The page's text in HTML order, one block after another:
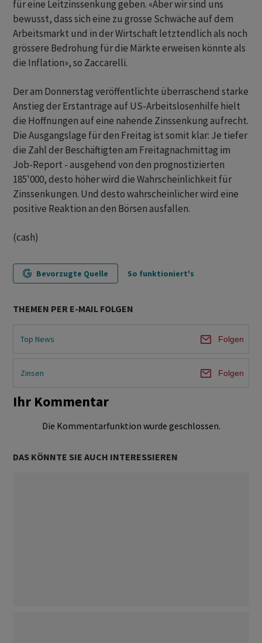
für eine Leitzinssenkung geben. «Aber wir sind uns
bewusst, dass sich eine zu grosse Schwäche auf dem
Arbeitsmarkt und in der Wirtschaft letztendlich als noch
grössere Bedrohung für die Märkte erweisen könnte als
die Inflation», so Zaccarelli.
Der am Donnerstag veröffentlichte überraschend starke
Anstieg der Erstanträge auf US-Arbeitslosenhilfe hielt
die Hoffnungen auf eine nahende Zinssenkung aufrecht.
Die Ausgangslage für den Freitag ist somit klar: Je tiefer
die Zahl der Beschäftigten am Freitagnachmittag im
Job-Report - ausgehend von den prognostizierten
185'000, desto höher wird die Wahrscheinlichkeit für
Zinssenkungen. Und desto wahrscheinlicher wird eine
positive Reaktion an den Börsen ausfallen.
(cash)
Bevorzugte Quelle So funktioniert's
THEMEN PER E-MAIL FOLGEN
Top News Folgen
Zinsen Folgen
Ihr Kommentar
Die Kommentarfunktion wurde geschlossen.
DAS KÖNNTE SIE AUCH INTERESSIEREN